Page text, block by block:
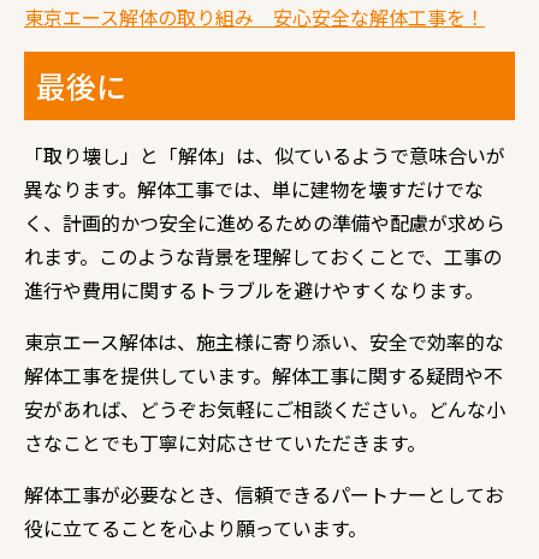
東京エース解体の取り組み 安心安全な解体工事を！
最後に
「取り壊し」と「解体」は、似ているようで意味合いが
異なります。解体工事では、単に建物を壊すだけでな
く、計画的かつ安全に進めるための準備や配慮が求めら
れます。このような背景を理解しておくことで、工事の
進行や費用に関するトラブルを避けやすくなります。
東京エース解体は、施主様に寄り添い、安全で効率的な
解体工事を提供しています。解体工事に関する疑問や不
安があれば、どうぞお気軽にご相談ください。どんな小
さなことでも丁寧に対応させていただきます。
解体工事が必要なとき、信頼できるパートナーとしてお
役に立てることを心より願っています。